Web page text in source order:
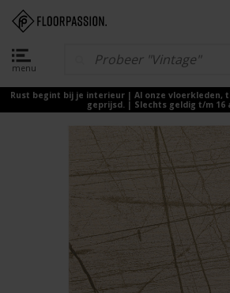
menu
Rust begint bij je interieur | Al onze
geprijsd. | Slechts geldig t/m 16